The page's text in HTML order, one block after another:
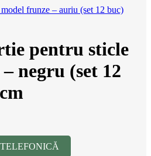
frunze – auriu (set 12 buc)
pentru sticle
negru (set 12